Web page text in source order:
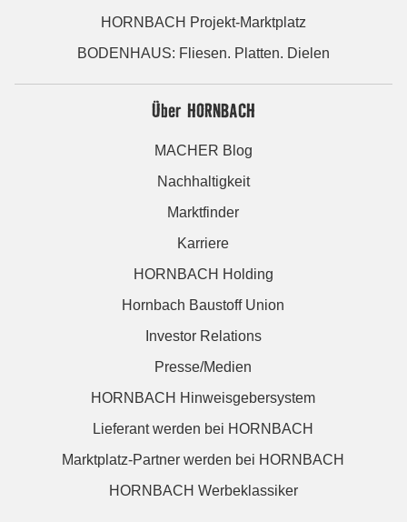
HORNBACH Projekt-Marktplatz
BODENHAUS: Fliesen. Platten. Dielen
Über HORNBACH
MACHER Blog
Nachhaltigkeit
Marktfinder
Karriere
HORNBACH Holding
Hornbach Baustoff Union
Investor Relations
Presse/Medien
HORNBACH Hinweisgebersystem
Lieferant werden bei HORNBACH
Marktplatz-Partner werden bei HORNBACH
HORNBACH Werbeklassiker